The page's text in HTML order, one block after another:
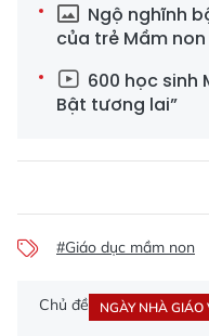
Ngộ nghĩnh
của trẻ Mầm
600 học sinh
Bật tương lai”
#Giáo dục mầm non
Chủ đề NGÀY NHÀ GIÁO